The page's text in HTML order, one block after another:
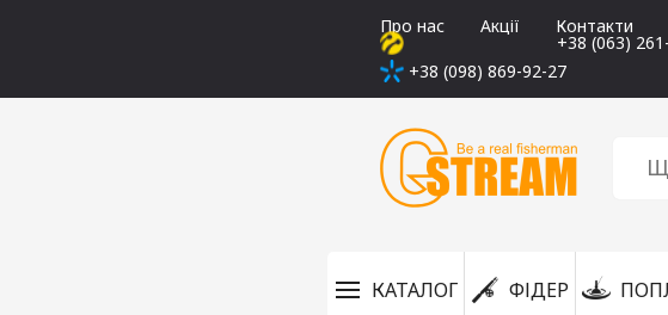
Про нас Акції Контакти
+38 (063)
+38 (098) 869-92-27
КАТАЛОГ ФІДЕР